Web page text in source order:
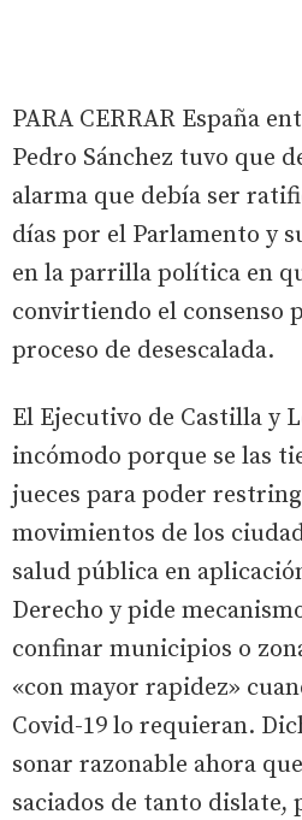
PARA CERRAR España
Pedro Sánchez tuvo que
alarma que debía ser
días por el Parlamento y
en la parrilla política en
convirtiendo el consenso
proceso de desescalada.
El Ejecutivo de Castilla y
incómodo porque se las
jueces para poder
movimientos de los
salud pública en
Derecho y pide
confinar municipios o
«con mayor rapidez»
Covid-19 lo requieran.
sonar razonable ahora
saciados de tanto dislate,